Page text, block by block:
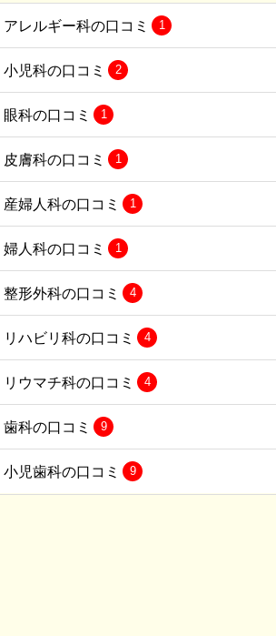
アレルギー科の口コミ 1
小児科の口コミ 2
眼科の口コミ 1
皮膚科の口コミ 1
産婦人科の口コミ 1
婦人科の口コミ 1
整形外科の口コミ 4
リハビリ科の口コミ 4
リウマチ科の口コミ 4
歯科の口コミ 9
小児歯科の口コミ 9